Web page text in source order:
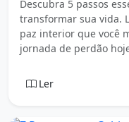
Descubra 5 passos
transformar sua vida.
paz interior que você
jornada de perdão
Ler